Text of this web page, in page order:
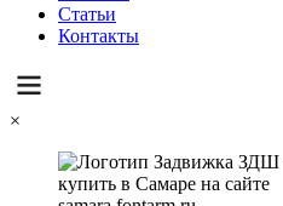
Статьи
Контакты
×